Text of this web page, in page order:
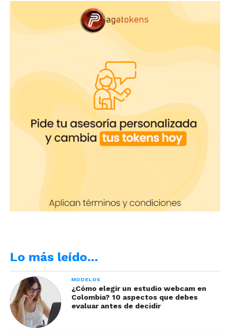
Lo más leído…
MODELOS
¿Cómo elegir un estudio webcam en
Colombia? 10 aspectos que debes
evaluar antes de decidir